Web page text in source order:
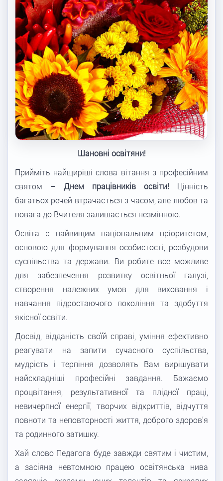
Шановні освітяни!
Прийміть найщиріші слова вітання з професійним
святом – Днем працівників освіти! Цінність
багатьох речей втрачається з часом, але любов та
повага до Вчителя залишається незмінною.
Освіта є найвищим національним пріоритетом,
основою для формування особистості, розбудови
суспільства та держави. Ви робите все можливе
для забезпечення розвитку освітньої галузі,
створення належних умов для виховання і
навчання підростаючого покоління та здобуття
якісної освіти.
Досвід, відданість своїй справі, уміння ефективно
реагувати на запити сучасного суспільства,
мудрість і терпіння дозволять Вам вирішувати
найскладніші професійні завдання. Бажаємо
процвітання, результативної та плідної праці,
невичерпної енергії, творчих відкриттів, відчуття
повноти та неповторності життя, доброго здоров’я
та родинного затишку.
Хай слово Педагога буде завжди святим і чистим,
а засіяна невтомною працею освітянська нива